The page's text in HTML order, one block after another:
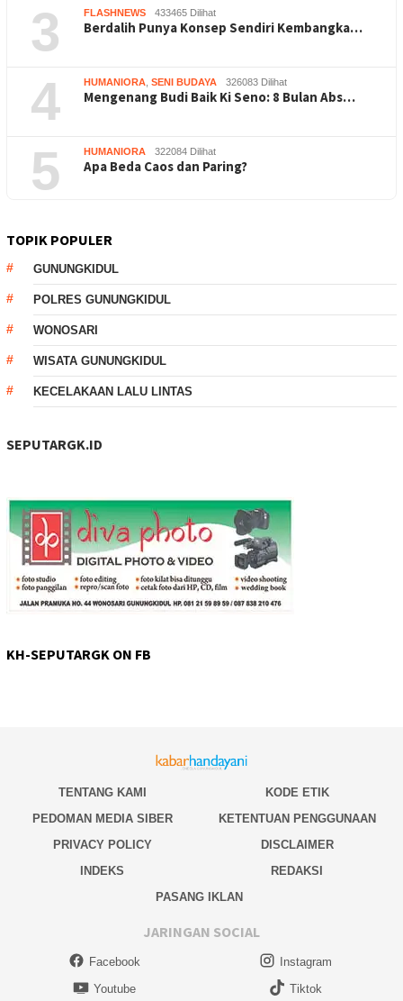
3 FLASHNEWS 433465 Dilihat
Berdalih Punya Konsep Sendiri Kembangka…
4 HUMANIORA SENI BUDAYA 326083 Dilihat
Mengenang Budi Baik Ki Seno: 8 Bulan Abs…
5 HUMANIORA 322084 Dilihat
Apa Beda Caos dan Paring?
TOPIK POPULER
GUNUNGKIDUL
POLRES GUNUNGKIDUL
WONOSARI
WISATA GUNUNGKIDUL
KECELAKAAN LALU LINTAS
SEPUTARGK.ID
KH-SEPUTARGK ON FB
TENTANG KAMI
KODE ETIK
PEDOMAN MEDIA SIBER
KETENTUAN PENGGUNAAN
PRIVACY POLICY
DISCLAIMER
INDEKS
REDAKSI
PASANG IKLAN
JARINGAN SOCIAL
Facebook
Instagram
Youtube
Tiktok